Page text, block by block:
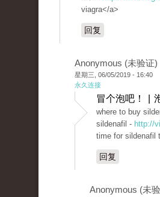
viagra</a>
回复
Anonymous (未验证)
星期三, 06/05/2019 - 16:40
永久连接
冒个泡吧！ |
where to buy
sildenafil - http://
time for sildenafil
回复
Anonymous (未